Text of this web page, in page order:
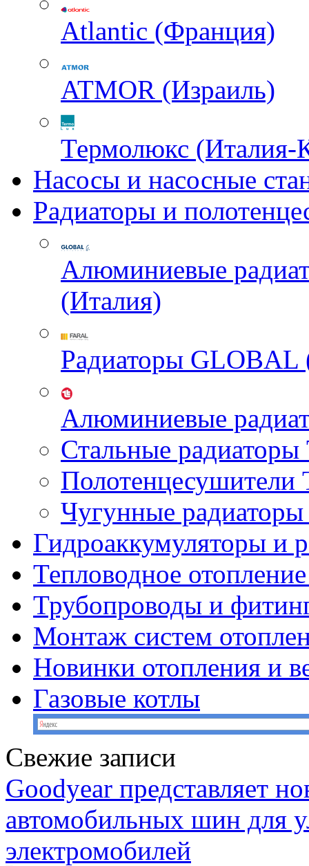
Atlantic (Франция)
ATMOR (Израиль)
Термолюкс (Италия-
Насосы и насосные
Радиаторы и
Алюминиевые
(Италия)
Радиаторы GLOBAL
Алюминиевые
Стальные
Чугунные
Гидроаккумуляторы и
Тепловодное
Трубопроводы и
Монтаж систем
Новинки отопления и
Газовые котлы
Свежие записи
Goodyear представляет
автомобильных шин для
электромобилей